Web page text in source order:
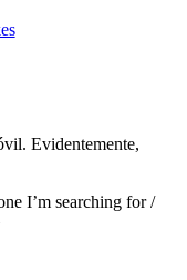
Evidentemente,
I’m searching for /